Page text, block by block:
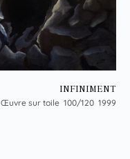
INFINIMENT
Œuvre sur toile 100/120 1999